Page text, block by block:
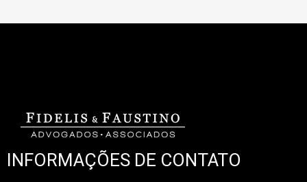
INFORMAÇÕES DE CONTATO